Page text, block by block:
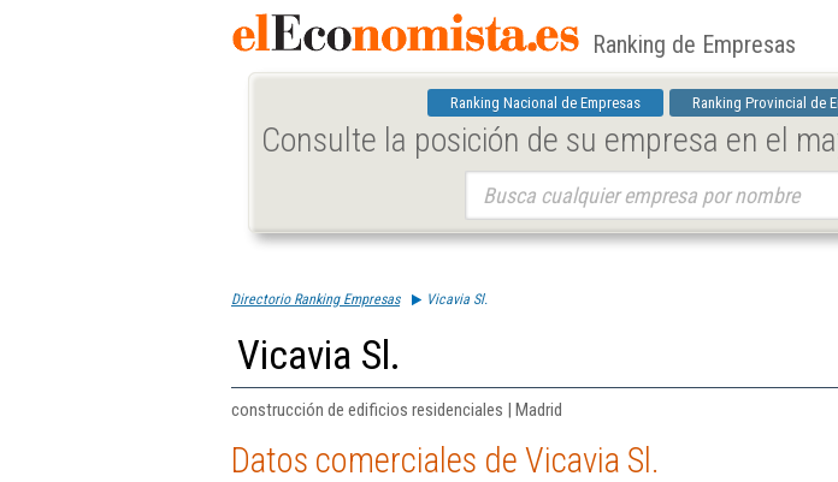
Ranking de Empresas
Ranking Nacional de Empresas Ranking Provincial de
Consulte la posición de su empresa en el
Directorio Ranking Empresas Vicavia Sl.
Vicavia Sl.
construcción de edificios residenciales | Madrid
Datos comerciales de Vicavia Sl.